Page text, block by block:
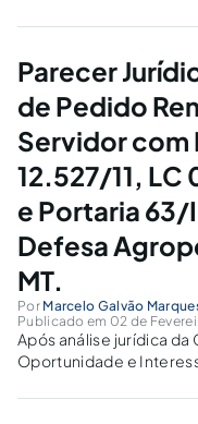
Parecer
de Pedido
Servidor com
12.527/11,
e Portaria 63/
Defesa
MT.
Por Marcelo Galvão
Publicado em 02 de
Após análise jurídica da Conveniência,
Oportunidade e
com a Lei